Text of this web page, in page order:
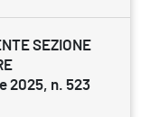
SEZIONE
2025, n. 523